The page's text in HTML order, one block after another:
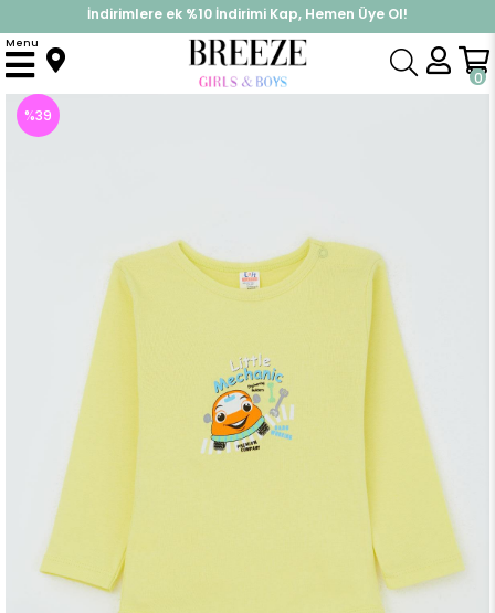
%30 Sepette Yaz İndirimi, Hemen Al!
İndirimlere ek %10 İndirimi Kap, Hemen Üye Ol!
0
Menu
Anasayfa Pijama & İç Giyim ERKEK Zıbın Erkek Bebek Çıtçıtlı Body KüçükTamirci Fıstık Yeşili (9 Ay-2 Yaş)
%39